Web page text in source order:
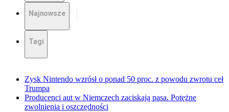
Najnowsze
Tagi
Zysk Nintendo wzrósł o ponad 50 proc. z powodu zwrotu ceł
Trumpa
Producenci aut w Niemczech zaciskają pasa. Potężne
zwolnienia i oszczędności